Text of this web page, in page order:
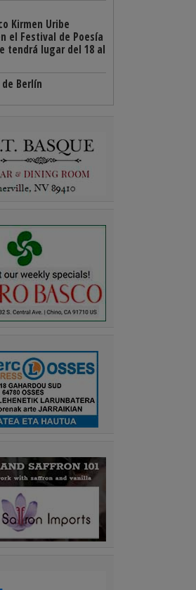
Kirmen Uribe
el Festival de Poesía
tendrá lugar del 18 al
Berlín